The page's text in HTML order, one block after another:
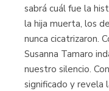
sabrá cuál fue la
la hija muerta, los
nunca cicatrizaron.
Susanna Tamaro
nuestro silencio.
significado y revela